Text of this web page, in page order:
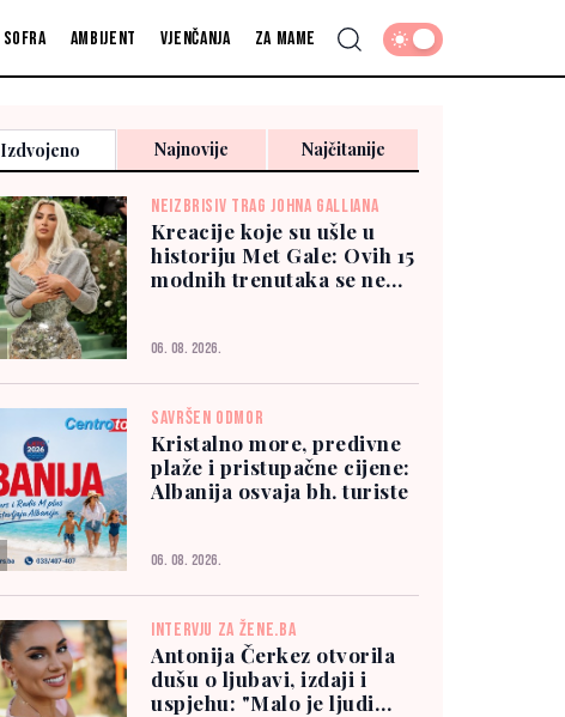
Sofra Ambijent Vjenčanja Za mame
Izdvojeno Najnovije Najčitanije
NEIZBRISIV TRAG JOHNA GALLIANA
Kreacije koje su ušle u
historiju Met Gale: Ovih 15
modnih trenutaka se ne
06. 08. 2026.
SAVRŠEN ODMOR
Kristalno more, predivne
plaže i pristupačne cijene:
Albanija osvaja bh. turiste
06. 08. 2026.
INTERVJU ZA ŽENE.BA
Antonija Čerkez otvorila
dušu o ljubavi, izdaji i
uspjehu: "Malo je ljudi